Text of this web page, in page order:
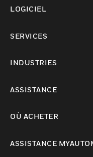
LOGICIEL
SERVICES
INDUSTRIES
ASSISTANCE
OÙ ACHETER
ASSISTANCE